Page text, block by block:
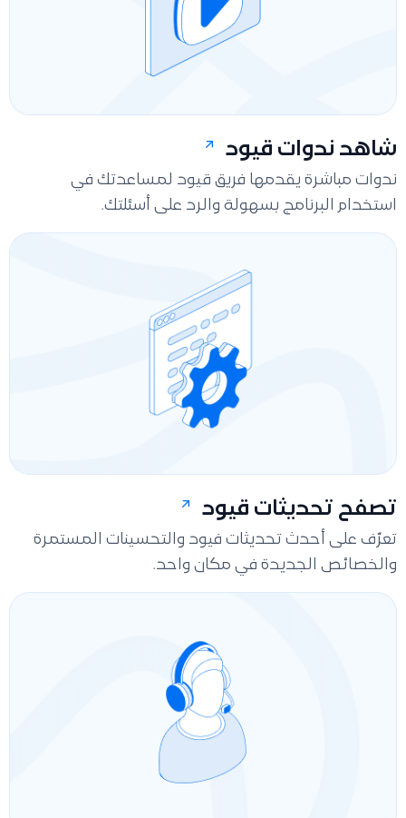
شاهد ندوات قيود
ندوات مباشرة يقدمها فريق قيود لمساعدتك في
استخدام البرنامج بسهولة والرد على أسئلتك.
تصفح تحديثات قيود
تعرّف على أحدث تحديثات فيود والتحسينات المستمرة
والخصائص الجديدة في مكان واحد.